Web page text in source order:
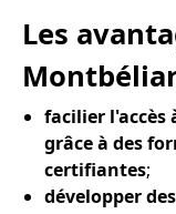
Les
facilier l'accès
grâce à des
certifiantes;
développer